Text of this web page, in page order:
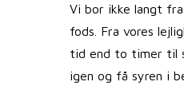
Vi bor ikke langt
fods. Fra vores
tid end to timer til
igen og få syren i